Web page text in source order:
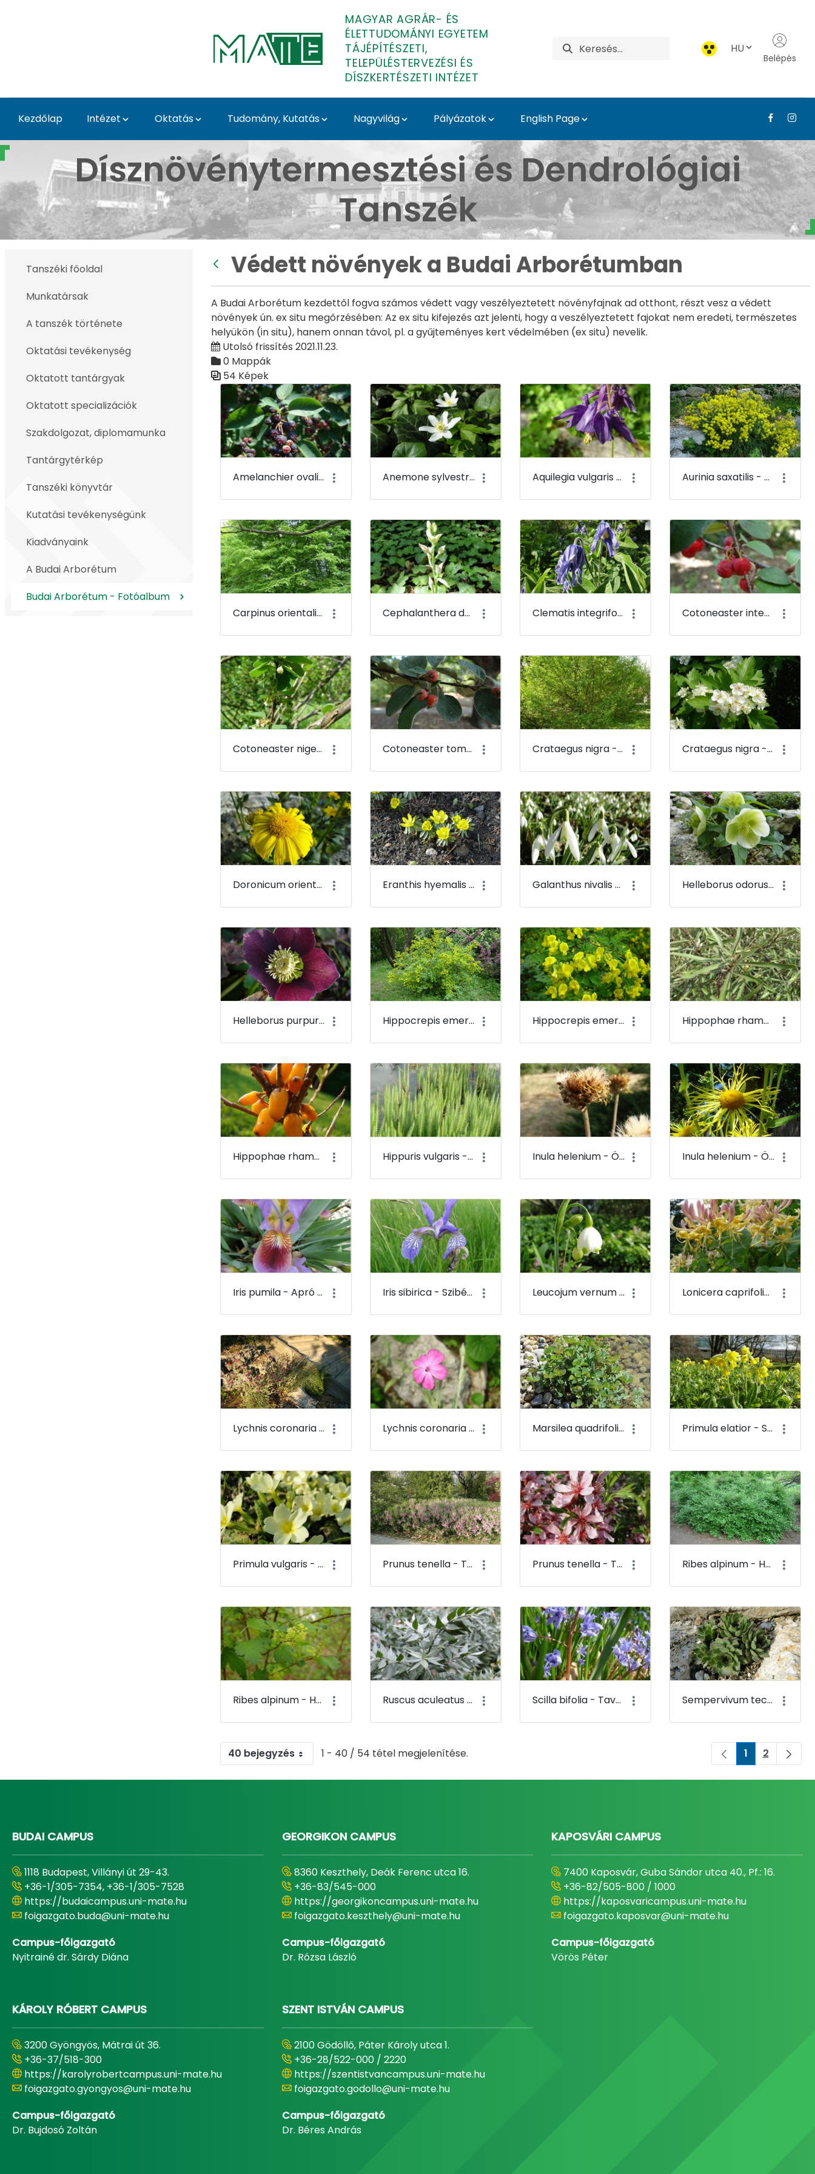
MAGYAR AGRÁR- ÉS
ÉLETTUDOMÁNYI EGYETEM
TÁJÉPÍTÉSZETI,
TELEPÜLÉSTERVEZÉSI ÉS
DÍSZKERTÉSZETI INTÉZET
HU
Belépés
Kezdőlap Intézet Oktatás Tudomány, Kutatás Nagyvilág Pályázatok English Page
Védett növények a Budai Arborétumban - Budai Arborétum -
Dísznövénytermesztési és Dendrológiai
Tanszék
Tanszéki főoldal
Munkatársak
A tanszék története
Oktatási tevékenység
Oktatott tantárgyak
Oktatott specializációk
Szakdolgozat, diplomamunka
Tantárgytérkép
Tanszéki könyvtár
Kutatási tevékenységünk
Kiadványaink
A Budai Arborétum
Budai Arborétum - Fotóalbum
Védett növények a Budai Arborétumban
A Budai Arborétum kezdettől fogva számos védett vagy veszélyeztetett növényfajnak ad otthont, részt vesz a védett
növények ún. ex situ megőrzésében: Az ex situ kifejezés azt jelenti, hogy a veszélyeztetett fajokat nem eredeti, természetes
helyükön (in situ), hanem onnan távol, pl. a gyűjteményes kert védelmében (ex situ) nevelik.
Utolsó frissítés 2021.11.23.
0 Mappák
54 Képek
Médiatár
Amelanchier ovalis - Fanyarka - Budai Arborétum Anemone sylvestris - Erdei szellőrózsa - Budai Arborétum Aquilegia vulgaris - Közönséges harangláb - Budai Arborétum Aurinia saxatilis - Sziklai ternye - Budai Arborétum
Carpinus orientalis - Keleti gyertyán - Budai Arborétum Cephalanthera damasonium - Fehér madársisak - Budai Arborétum Clematis integrifolia - Réti iszalag - Budai Arborétum Cotoneaster integerrimus - Szirti madárbirs - Budai Arborétum
Cotoneaster niger - Fekete madárbirs - Budai Arborétum Cotoneaster tomentosus - Molyhos madárbirs - Budai Arborétum Crataegus nigra - Fekete galagonya - Budai Arborétum Crataegus nigra - Fekete galagonya (virága) - Budai Arborétum
Doronicum orientale - Mecseki zergevirág - Budai Arborétum Eranthis hyemalis - Téltemető - Budai Arborétum Galanthus nivalis - Kikeleti hóvirág - Budai Arborétum Helleborus odorus - Illatos hunyor - Budai Arborétum
Helleborus purpurascens - Pirosló hunyor - Budai Arborétum Hippocrepis emerus - Bokros koronafürt, zöldvesszős tisztescserje - Budai Arborétum Hippocrepis emerus - Bokros koronafürt, zöldvesszős tisztescserje (virága) - Budai Arborétum Hippophae rhamnoides - Közönséges homoktövis - Budai Arborétum
Hippophae rhamnoides - Közönséges homoktövis (termése) - Budai Arborétum Hippuris vulgaris - Közönséges vízi-lófark - Budai Arborétum Inula helenium - Örménygyökér - Budai Arborétum Inula helenium - Örménygyökér (virága) - Budai Arborétum
Iris pumila - Apró nőszirom - Budai Arborétum Iris sibirica - Szibériai nőszirom - Budai Arborétum Leucojum vernum - Tavaszi tőzike - Budai Arborétum Lonicera caprifolium - Jerikói lonc - Budai Arborétum
Lychnis coronaria - Bársonyos kakukkszegfű - Budai Arborétum Lychnis coronaria - Bársonyos kakukkszegfű (virága) - Budai Arborétum Marsilea quadrifolia - Mételyfű - Budai Arborétum Primula elatior - Sugárkankalin - Budai Arborétum
Primula vulgaris - Szártalan kankalin - Budai Arborétum Prunus tenella - Törpe mandula - Budai Arborétum Prunus tenella - Törpe mandula (virága) - Budai Arborétum Ribes alpinum - Havasi ribiszke - Budai Arborétum
Ribes alpinum - Havasi ribiszke (virága) - Budai Arborétum Ruscus aculeatus - Szúrós csodabogyó - Budai Arborétum Scilla bifolia - Tavaszi csillagvirág - Budai Arborétum Sempervivum tectorum - Házi v. fali kövirózsa - Budai Arborétum
40 bejegyzés 1 - 40 / 54 tétel megjelenítése. Oldal
1 Oldal
2
BUDAI CAMPUS
1118 Budapest, Villányi út 29-43.
+36-1/305-7354, +36-1/305-7528
https://budaicampus.uni-mate.hu
foigazgato.buda@uni-mate.hu
Campus-főigazgató
Nyitrainé dr. Sárdy Diána
GEORGIKON CAMPUS
8360 Keszthely, Deák Ferenc utca 16.
+36-83/545-000
https://georgikoncampus.uni-mate.hu
foigazgato.keszthely@uni-mate.hu
Campus-főigazgató
Dr. Rózsa László
KAPOSVÁRI CAMPUS
7400 Kaposvár, Guba Sándor utca 40., Pf.: 16.
+36-82/505-800 / 1000
https://kaposvaricampus.uni-mate.hu
foigazgato.kaposvar@uni-mate.hu
Campus-főigazgató
Vörös Péter
KÁROLY RÓBERT CAMPUS
3200 Gyöngyös, Mátrai út 36.
+36-37/518-300
https://karolyrobertcampus.uni-mate.hu
foigazgato.gyongyos@uni-mate.hu
Campus-főigazgató
Dr. Bujdosó Zoltán
SZENT ISTVÁN CAMPUS
2100 Gödöllő, Páter Károly utca 1.
+36-28/522-000 / 2220
https://szentistvancampus.uni-mate.hu
foigazgato.godollo@uni-mate.hu
Campus-főigazgató
Dr. Béres András